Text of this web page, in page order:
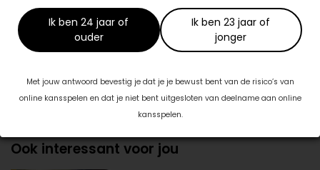
Ik ben 24 jaar of
ouder
Ik ben 23 jaar of
jonger
Met jouw antwoord bevestig je dat je je bewust bent van de risico’s van
online kansspelen en dat je niet bent uitgesloten van deelname aan online
kansspelen.
alle fijne collega’s voor de mooie en leerzame tijd en tot ziens!
(Dat betekent: tot we elkaar weer zien. Dus daarmee heb ik
alvast vastgesteld dat we elkaar heus nog wel weer eens zullen
zien. Handig, die taal.)
Datum: 20 december 2023
Ook interessant voor jou